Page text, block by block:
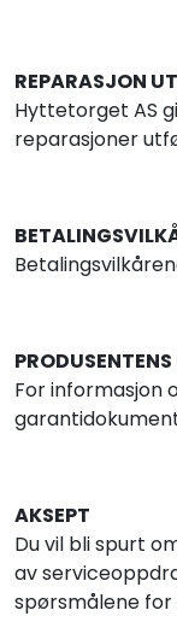
REPARASJON
Hyttetorget AS
reparasjoner
For informasjon
AKSEPT
Du vil bli spurt
av
spørsmålene